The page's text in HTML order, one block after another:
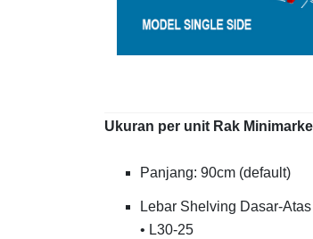
Ukuran per unit Rak
Panjang: 90cm (default)
Lebar Shelving Dasar-
• L30-25